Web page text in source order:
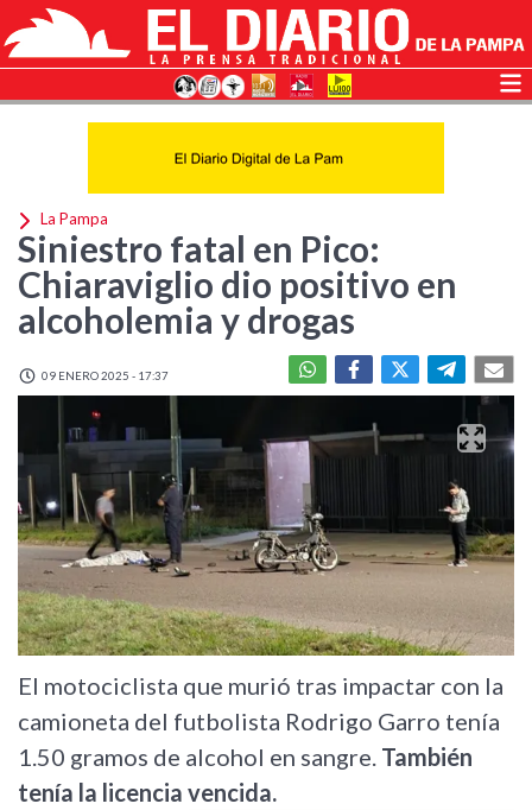
La Pampa
Siniestro fatal en Pico:
Chiaraviglio dio positivo en
alcoholemia y drogas
09 ENERO 2025 - 17:37
El motociclista que murió tras impactar con la
camioneta del futbolista Rodrigo Garro tenía
1.50 gramos de alcohol en sangre. También
tenía la licencia vencida.